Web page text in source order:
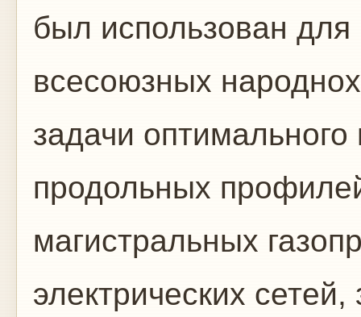
был использован
всесоюзных
задачи оптимального
продольных
магистральных
электрических